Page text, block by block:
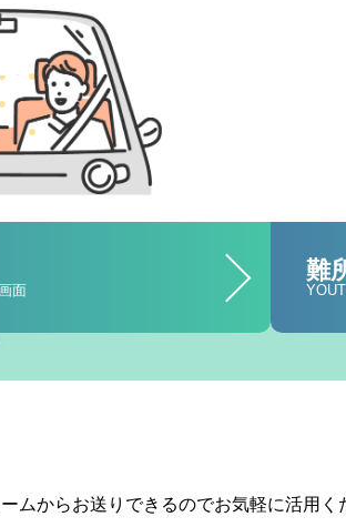
面
難
ムからお送りできるのでお気軽に活用く